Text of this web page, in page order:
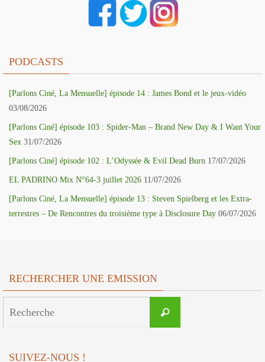
PODCASTS
[Parlons Ciné, La Mensuelle] épisode 14 : James Bond et le jeux-vidéo
03/08/2026
[Parlons Ciné] épisode 103 : Spider-Man – Brand New Day & I Want Your
Sex 31/07/2026
[Parlons Ciné] épisode 102 : L’Odyssée & Evil Dead Burn 17/07/2026
EL PADRINO Mix N°64-3 juillet 2026 11/07/2026
[Parlons Ciné, La Mensuelle] épisode 13 : Steven Spielberg et les Extra-
terrestres – De Rencontres du troisième type à Disclosure Day 06/07/2026
RECHERCHER UNE EMISSION
Recherche
SUIVEZ-NOUS !